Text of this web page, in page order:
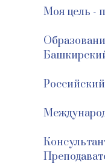
Моя цель -